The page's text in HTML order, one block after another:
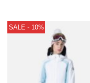
SALE - 10%